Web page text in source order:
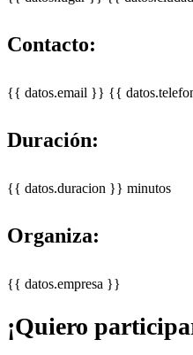
Contacto:
{{ datos.email }} {{
Duración:
{{ datos.duracion }} minutos
Organiza:
{{ datos.empresa }}
¡Quiero